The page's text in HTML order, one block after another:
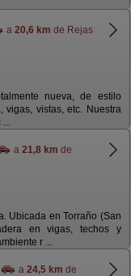
a 20,6 km de Rejas
nueva, de estilo
vigas, vistas, etc. Nuestra
...
a 21,8 km de
Ubicada en Torraño (San
en vigas, techos y
r ...
a 24,5 km de